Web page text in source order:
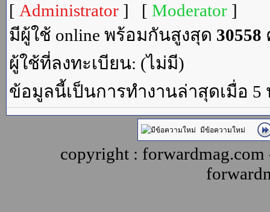
[ Administrator ] [ Moderator ]
มีผู้ใช้ online พร้อมกันสูงสุด 30558
ผู้ใช้ที่ลงทะเบียน: (ไม่มี)
ข้อมูลนี้เป็นการทำงานล่าสุดเมื่อ 5
มีข้อความใหม่
copyright :